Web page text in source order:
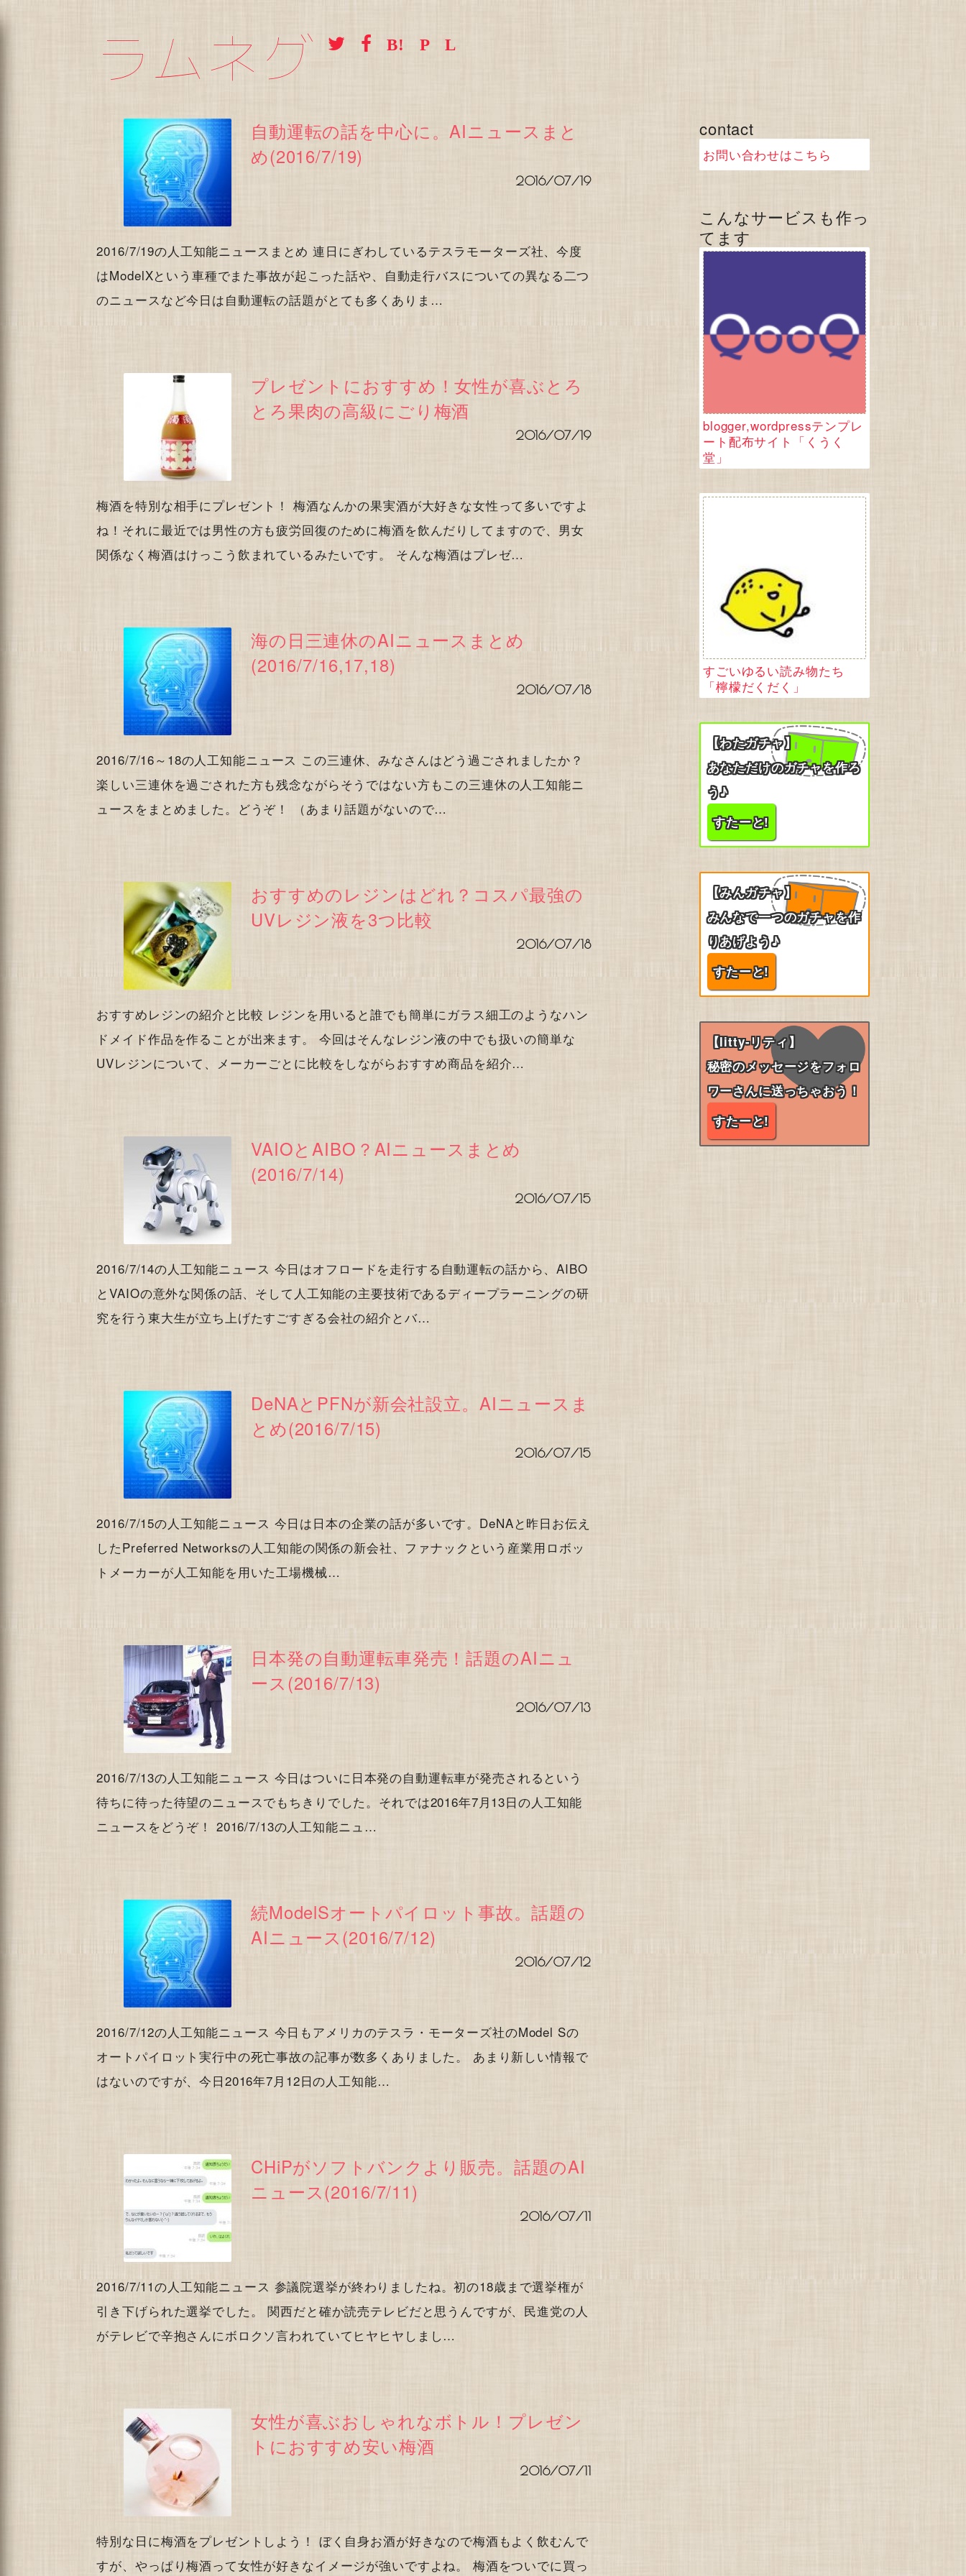
ラムネグ
自動運転の話を中心に。AIニュースまと
め(2016/7/19)
2016/07/19
2016/7/19の人工知能ニュースまとめ 連日にぎわしているテスラモーターズ社、今度
はModelXという車種でまた事故が起こった話や、自動走行バスについての異なる二つ
のニュースなど今日は自動運転の話題がとても多くありま…
プレゼントにおすすめ！女性が喜ぶとろ
とろ果肉の高級にごり梅酒
2016/07/19
梅酒を特別な相手にプレゼント！ 梅酒なんかの果実酒が大好きな女性って多いですよ
ね！それに最近では男性の方も疲労回復のために梅酒を飲んだりしてますので、男女
関係なく梅酒はけっこう飲まれているみたいです。 そんな梅酒はプレゼ…
海の日三連休のAIニュースまとめ
(2016/7/16,17,18)
2016/07/18
2016/7/16～18の人工知能ニュース この三連休、みなさんはどう過ごされましたか？
楽しい三連休を過ごされた方も残念ながらそうではない方もこの三連休の人工知能ニ
ュースをまとめました。どうぞ！ （あまり話題がないので…
おすすめのレジンはどれ？コスパ最強の
UVレジン液を3つ比較
2016/07/18
おすすめレジンの紹介と比較 レジンを用いると誰でも簡単にガラス細工のようなハン
ドメイド作品を作ることが出来ます。 今回はそんなレジン液の中でも扱いの簡単な
UVレジンについて、メーカーごとに比較をしながらおすすめ商品を紹介…
VAIOとAIBO？AIニュースまとめ
(2016/7/14)
2016/07/15
2016/7/14の人工知能ニュース 今日はオフロードを走行する自動運転の話から、AIBO
とVAIOの意外な関係の話、そして人工知能の主要技術であるディープラーニングの研
究を行う東大生が立ち上げたすごすぎる会社の紹介とバ…
DeNAとPFNが新会社設立。AIニュースま
とめ(2016/7/15)
2016/07/15
2016/7/15の人工知能ニュース 今日は日本の企業の話が多いです。DeNAと昨日お伝え
したPreferred Networksの人工知能の関係の新会社、ファナックという産業用ロボッ
トメーカーが人工知能を用いた工場機械…
日本発の自動運転車発売！話題のAIニュ
ース(2016/7/13)
2016/07/13
2016/7/13の人工知能ニュース 今日はついに日本発の自動運転車が発売されるという
待ちに待った待望のニュースでもちきりでした。それでは2016年7月13日の人工知能
ニュースをどうぞ！ 2016/7/13の人工知能ニュ…
続ModelSオートパイロット事故。話題の
AIニュース(2016/7/12)
2016/07/12
2016/7/12の人工知能ニュース 今日もアメリカのテスラ・モーターズ社のModel Sの
オートパイロット実行中の死亡事故の記事が数多くありました。 あまり新しい情報で
はないのですが、今日2016年7月12日の人工知能…
CHiPがソフトバンクより販売。話題のAI
ニュース(2016/7/11)
2016/07/11
2016/7/11の人工知能ニュース 参議院選挙が終わりましたね。初の18歳まで選挙権が
引き下げられた選挙でした。 関西だと確か読売テレビだと思うんですが、民進党の人
がテレビで辛抱さんにボロクソ言われていてヒヤヒヤしまし…
女性が喜ぶおしゃれなボトル！プレゼン
トにおすすめ安い梅酒
2016/07/11
特別な日に梅酒をプレゼントしよう！ ぼく自身お酒が好きなので梅酒もよく飲むんで
すが、やっぱり梅酒って女性が好きなイメージが強いですよね。 梅酒をついでに買っ
contact
お問い合わせはこちら
こんなサービスも作っ
てます
blogger,wordpressテンプレ
ート配布サイト「くうく
堂」
すごいゆるい読み物たち
「檸檬だくだく」
【わたガチャ】
あなただけのガチャを作ろ
う♪
すたーと!
【みんガチャ】
みんなで一つのガチャを作
りあげよう♪
すたーと!
【litty-リティ】
秘密のメッセージをフォロ
ワーさんに送っちゃおう！
すたーと!